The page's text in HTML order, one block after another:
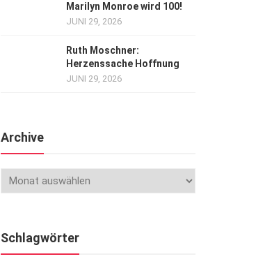
Marilyn Monroe wird 100!
JUNI 29, 2026
Ruth Moschner:
Herzenssache Hoffnung
JUNI 29, 2026
Archive
Schlagwörter